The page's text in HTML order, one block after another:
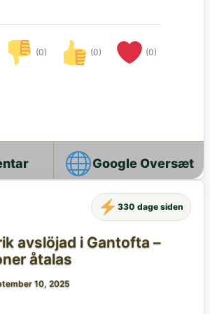
(0) (0) (0)
Google Oversæt
avslöjad i Gantofta –
åtalas
10, 2025
330 dage siden